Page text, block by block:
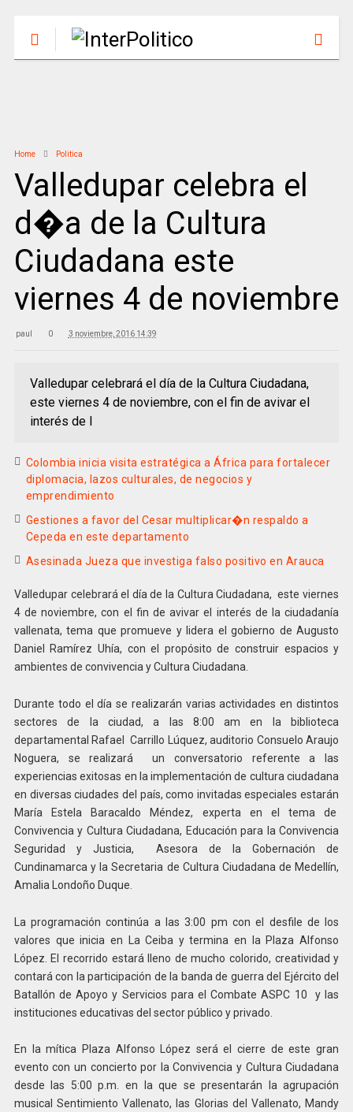
Home Politica
Valledupar celebra el
d�a de la Cultura
Ciudadana este
viernes 4 de noviembre
paul 0 3 noviembre, 2016 14:39
Valledupar celebrará el día de la Cultura Ciudadana,
este viernes 4 de noviembre, con el fin de avivar el
interés de l
Colombia inicia visita estratégica a África para fortalecer
diplomacia, lazos culturales, de negocios y
emprendimiento
Gestiones a favor del Cesar multiplicar�n respaldo a
Cepeda en este departamento
Asesinada Jueza que investiga falso positivo en Arauca
Valledupar celebrará el día de la Cultura Ciudadana, este viernes
4 de noviembre, con el fin de avivar el interés de la ciudadanía
vallenata, tema que promueve y lidera el gobierno de Augusto
Daniel Ramírez Uhía, con el propósito de construir espacios y
ambientes de convivencia y Cultura Ciudadana.
Durante todo el día se realizarán varias actividades en distintos
sectores de la ciudad, a las 8:00 am en la biblioteca
departamental Rafael Carrillo Lúquez, auditorio Consuelo Araujo
Noguera, se realizará un conversatorio referente a las
experiencias exitosas en la implementación de cultura ciudadana
en diversas ciudades del país, como invitadas especiales estarán
María Estela Baracaldo Méndez, experta en el tema de
Convivencia y Cultura Ciudadana, Educación para la Convivencia
Seguridad y Justicia, Asesora de la Gobernación de
Cundinamarca y la Secretaria de Cultura Ciudadana de Medellín,
Amalia Londoño Duque.
La programación continúa a las 3:00 pm con el desfile de los
valores que inicia en La Ceiba y termina en la Plaza Alfonso
López. El recorrido estará lleno de mucho colorido, creatividad y
contará con la participación de la banda de guerra del Ejército del
Batallón de Apoyo y Servicios para el Combate ASPC 10 y las
instituciones educativas del sector público y privado.
En la mítica Plaza Alfonso López será el cierre de este gran
evento con un concierto por la Convivencia y Cultura Ciudadana
desde las 5:00 p.m. en la que se presentarán la agrupación
musical Sentimiento Vallenato, las Glorias del Vallenato, Mandy